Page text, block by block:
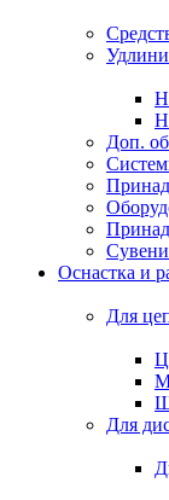
Доп.
Оснастка и
Для
Для